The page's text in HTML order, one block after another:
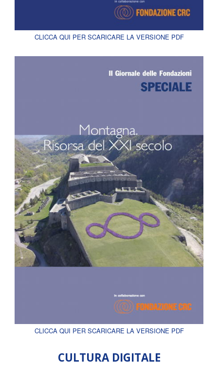
CLICCA QUI PER SCARICARE LA VERSIONE PDF
CLICCA QUI PER SCARICARE LA VERSIONE PDF
CULTURA DIGITALE